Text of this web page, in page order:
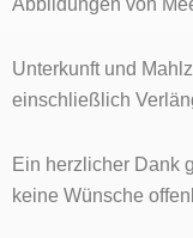
Unterkunft und
einschließlich
Ein herzlicher Dank
keine Wünsche